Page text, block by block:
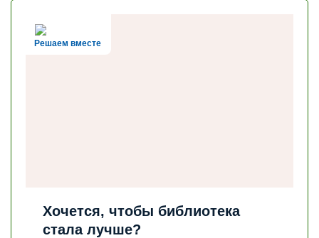
Решаем вместе
Хочется, чтобы библиотека
стала лучше?